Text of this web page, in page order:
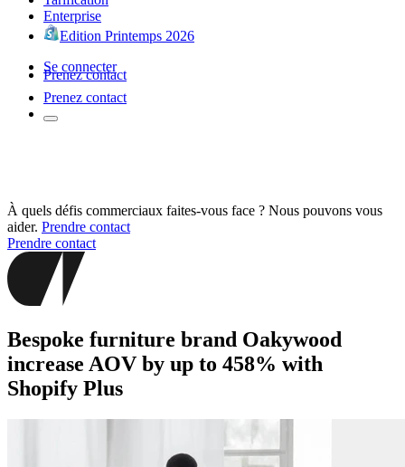
Enterprise
Edition Printemps 2026
Se connecter
Prenez contact
Prenez contact
À quels défis commerciaux faites-vous face ? Nous pouvons vous
aider. Prendre contact
Prendre contact
Bespoke furniture brand Oakywood
increase AOV by up to 458% with
Shopify Plus